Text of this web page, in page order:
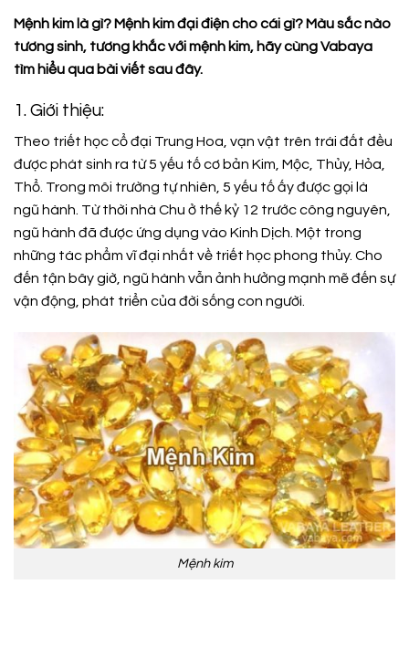
Mệnh kim là gì? Mệnh kim đại điện cho cái gì? Màu sắc nào
tương sinh, tương khắc với mệnh kim, hãy cùng Vabaya
tìm hiểu qua bài viết sau đây.
1. Giới thiệu:
Theo triết học cổ đại Trung Hoa, vạn vật trên trái đất đều
được phát sinh ra từ 5 yếu tố cơ bản Kim, Mộc, Thủy, Hỏa,
Thổ. Trong môi trường tự nhiên, 5 yếu tố ấy được gọi là
ngũ hành. Từ thời nhà Chu ở thế kỷ 12 trước công nguyên,
ngũ hành đã được ứng dụng vào Kinh Dịch. Một trong
những tác phẩm vĩ đại nhất về triết học phong thủy. Cho
đến tận bây giờ, ngũ hành vẫn ảnh hưởng mạnh mẽ đến sự
vận động, phát triển của đời sống con người.
Mệnh kim